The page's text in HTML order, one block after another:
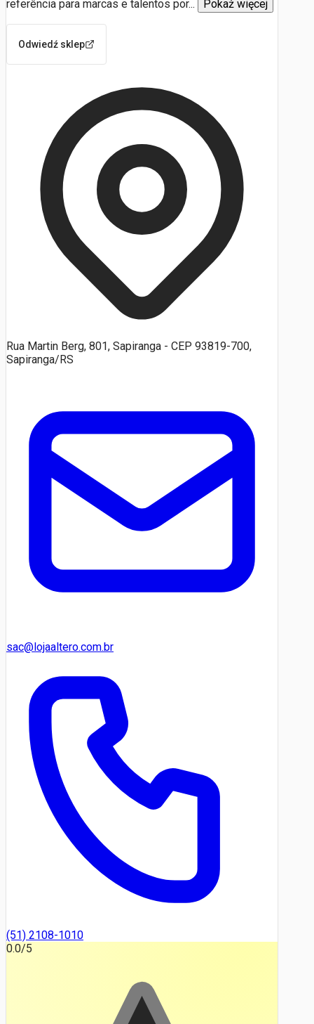
referência para marcas e talentos por... Pokaż więcej
Odwiedź sklep
Rua Martin Berg, 801, Sapiranga - CEP 93819-700,
Sapiranga/RS
sac@lojaaltero.com.br
(51) 2108-1010
0.0/5